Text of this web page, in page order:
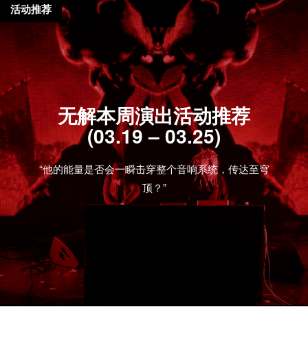
无解本周演出活动推荐
(03.19 – 03.25)
“他的能量是否会一瞬击穿整个音响系统，传达至穹
顶？”
活动推荐